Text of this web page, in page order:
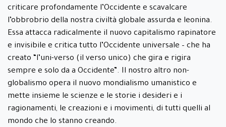
criticare profondamente l’Occidente e scavalcare
l’obbrobrio della nostra civiltà globale assurda e leonina.
Essa attacca radicalmente il nuovo capitalismo rapinatore
e invisibile e critica tutto l’Occidente universale – che ha
creato “l’uni-verso (il verso unico) che gira e rigira
sempre e solo da a Occidente”. Il nostro altro non-
globalismo opera il nuovo mondialismo umanistico e
mette insieme le scienze e le storie i desideri e i
ragionamenti, le creazioni e i movimenti, di tutti quelli al
mondo che lo stanno creando.